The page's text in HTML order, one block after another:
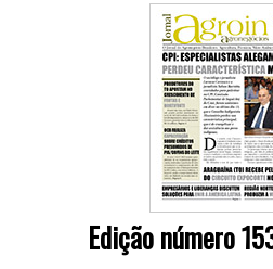
Edição número